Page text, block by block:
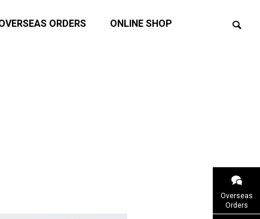
ORDERS ONLINE SHOP
Overseas
Orders